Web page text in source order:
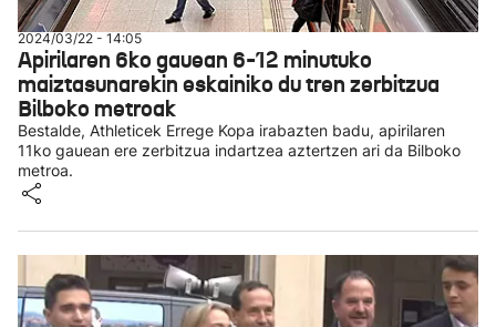
2024/03/22 - 14:05
Apirilaren 6ko gauean 6-12 minutuko
maiztasunarekin eskainiko du tren zerbitzua
Bilboko metroak
Bestalde, Athleticek Errege Kopa irabazten badu, apirilaren
11ko gauean ere zerbitzua indartzea aztertzen ari da Bilboko
metroa.